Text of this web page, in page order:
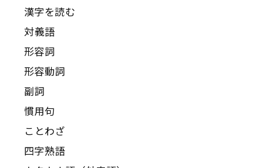
漢字を読む
対義語
形容詞
形容動詞
副詞
慣用句
ことわざ
四字熟語